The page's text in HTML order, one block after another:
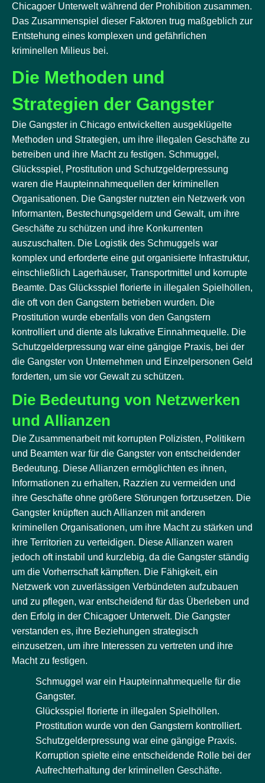
Chicagoer Unterwelt während der Prohibition zusammen.
Das Zusammenspiel dieser Faktoren trug maßgeblich zur
Entstehung eines komplexen und gefährlichen
kriminellen Milieus bei.
Die Methoden und
Strategien der Gangster
Die Gangster in Chicago entwickelten ausgeklügelte
Methoden und Strategien, um ihre illegalen Geschäfte zu
betreiben und ihre Macht zu festigen. Schmuggel,
Glücksspiel, Prostitution und Schutzgelderpressung
waren die Haupteinnahmequellen der kriminellen
Organisationen. Die Gangster nutzten ein Netzwerk von
Informanten, Bestechungsgeldern und Gewalt, um ihre
Geschäfte zu schützen und ihre Konkurrenten
auszuschalten. Die Logistik des Schmuggels war
komplex und erforderte eine gut organisierte Infrastruktur,
einschließlich Lagerhäuser, Transportmittel und korrupte
Beamte. Das Glücksspiel florierte in illegalen Spielhöllen,
die oft von den Gangstern betrieben wurden. Die
Prostitution wurde ebenfalls von den Gangstern
kontrolliert und diente als lukrative Einnahmequelle. Die
Schutzgelderpressung war eine gängige Praxis, bei der
die Gangster von Unternehmen und Einzelpersonen Geld
forderten, um sie vor Gewalt zu schützen.
Die Bedeutung von Netzwerken
und Allianzen
Die Zusammenarbeit mit korrupten Polizisten, Politikern
und Beamten war für die Gangster von entscheidender
Bedeutung. Diese Allianzen ermöglichten es ihnen,
Informationen zu erhalten, Razzien zu vermeiden und
ihre Geschäfte ohne größere Störungen fortzusetzen. Die
Gangster knüpften auch Allianzen mit anderen
kriminellen Organisationen, um ihre Macht zu stärken und
ihre Territorien zu verteidigen. Diese Allianzen waren
jedoch oft instabil und kurzlebig, da die Gangster ständig
um die Vorherrschaft kämpften. Die Fähigkeit, ein
Netzwerk von zuverlässigen Verbündeten aufzubauen
und zu pflegen, war entscheidend für das Überleben und
den Erfolg in der Chicagoer Unterwelt. Die Gangster
verstanden es, ihre Beziehungen strategisch
einzusetzen, um ihre Interessen zu vertreten und ihre
Macht zu festigen.
Schmuggel war ein Haupteinnahmequelle für die
Gangster.
Glücksspiel florierte in illegalen Spielhöllen.
Prostitution wurde von den Gangstern kontrolliert.
Schutzgelderpressung war eine gängige Praxis.
Korruption spielte eine entscheidende Rolle bei der
Aufrechterhaltung der kriminellen Geschäfte.